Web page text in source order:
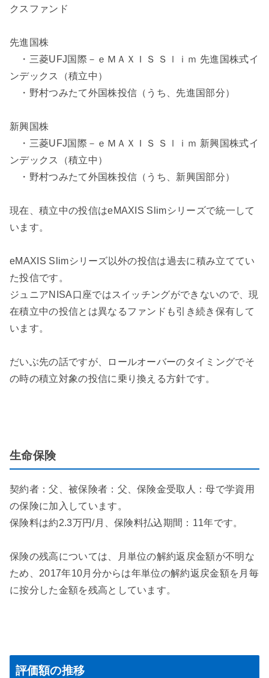
クスファンド
先進国株
・三菱UFJ国際－ｅＭＡＸＩＳ Ｓｌｉｍ 先進国株式イ
ンデックス（積立中）
・野村つみたて外国株投信（うち、先進国部分）
新興国株
・三菱UFJ国際－ｅＭＡＸＩＳ Ｓｌｉｍ 新興国株式イ
ンデックス（積立中）
・野村つみたて外国株投信（うち、新興国部分）
現在、積立中の投信はeMAXIS Slimシリーズで統一して
います。
eMAXIS Slimシリーズ以外の投信は過去に積み立ててい
た投信です。
ジュニアNISA口座ではスイッチングができないので、現
在積立中の投信とは異なるファンドも引き続き保有して
います。
だいぶ先の話ですが、ロールオーバーのタイミングでそ
の時の積立対象の投信に乗り換える方針です。
生命保険
契約者：父、被保険者：父、保険金受取人：母で学資用
の保険に加入しています。
保険料は約2.3万円/月、保険料払込期間：11年です。
保険の残高については、月単位の解約返戻金額が不明な
ため、2017年10月分からは年単位の解約返戻金額を月毎
に按分した金額を残高としています。
評価額の推移